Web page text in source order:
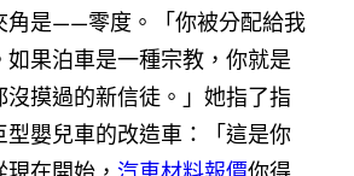
角是——零度。「你被分配給我
如果泊車是一種宗教，你就是
沒摸過的新信徒。」她指了指
型嬰兒車的改造車：「這是你